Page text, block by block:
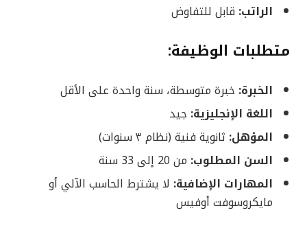
الراتب: قابل للتفاوض
متطلبات الوظيفة:
الخبرة: خبرة متوسطة، سنة واحدة على الأقل
اللغة الإنجليزية: جيد
المؤهل: ثانوية فنية (نظام ٣ سنوات)
السن المطلوب: من 20 إلى 33 سنة
المهارات الإضافية: لا يشترط الحاسب الآلي أو
مايكروسوفت أوفيس